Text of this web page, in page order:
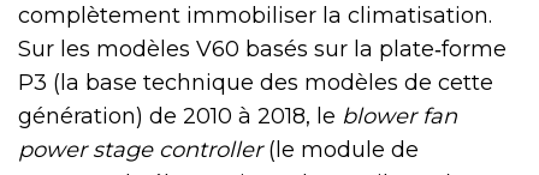
complètement immobiliser la climatisation.
Sur les modèles V60 basés sur la plate‑forme
P3 (la base technique des modèles de cette
génération) de 2010 à 2018, le blower fan
power stage controller(le module de